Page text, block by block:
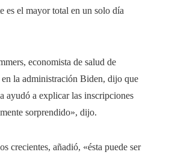
es el mayor total en un solo día
economista de salud de
la administración Biden, dijo que
ayudó a explicar las inscripciones
sorprendido», dijo.
crecientes, añadió, «ésta puede ser